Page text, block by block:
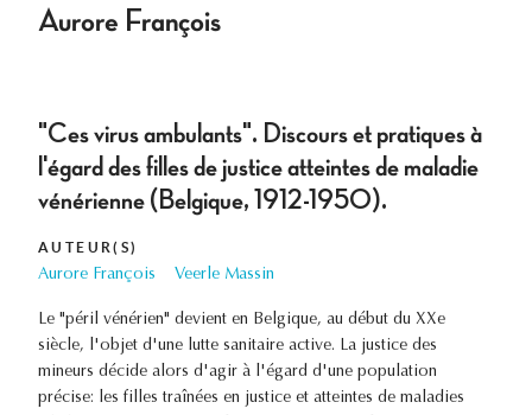
Aurore François
"Ces virus ambulants". Discours et pratiques à
l'égard des filles de justice atteintes de maladie
vénérienne (Belgique, 1912-1950).
AUTEUR(S)
Aurore François Veerle Massin
Le "péril vénérien" devient en Belgique, au début du XXe
siècle, l'objet d'une lutte sanitaire active. La justice des
mineurs décide alors d'agir à l'égard d'une population
précise: les filles traînées en justice et atteintes de maladies